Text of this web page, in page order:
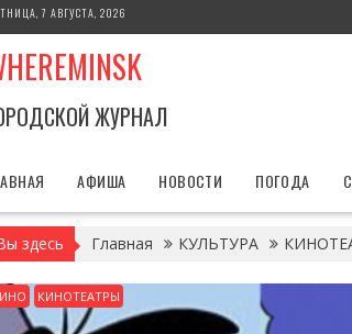
7 АВГУСТА, 2026
ЖУРНАЛ
АФИША НОВОСТИ ПОГОДА
здесь Главная КУЛЬТУРА
КИНОТЕАТРЫ